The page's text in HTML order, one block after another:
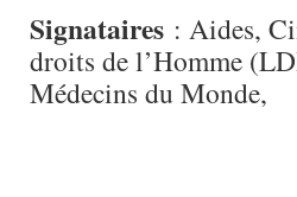
Signataires : Aides,
droits de l’Homme
Médecins du Monde,